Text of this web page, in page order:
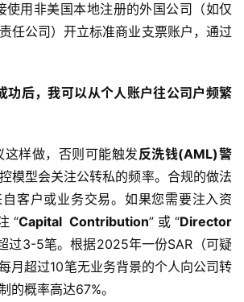
使用非美国本地注册的外国公司（如仅
任公司）开立标准商业支票账户，通过
功后，我可以从个人账户往公司户频繁
这样做，否则可能触发反洗钱(AML)警
模型会关注公转私的频率。合规的做法
客户或业务交易。如果您需要注入资
“Capital Contribution”或“Director
过3-5笔。根据2025年一份SAR（可疑
月超过10笔无业务背景的个人向公司转
的概率高达67%。